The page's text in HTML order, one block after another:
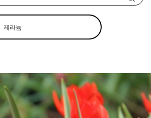
제라늄
조날